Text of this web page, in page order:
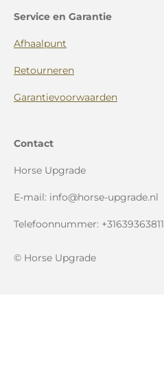
Service en Garantie
Afhaalpunt
Retourneren
Garantievoorwaarden
Contact
Horse Upgrade
E-mail: info@horse-upgrade.nl
Telefoonnummer: +31639363811
© Horse Upgrade